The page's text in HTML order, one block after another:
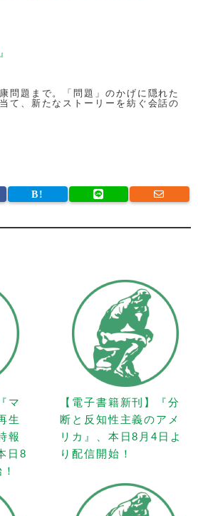
問題まで。「問題」のかげに隠れた
て、新たなストーリーを紡ぐ会話の
マ
生
報
日8
【電子書籍新刊】『分
断と反知性主義のアメ
リカ』、本日8月4日よ
り配信開始！